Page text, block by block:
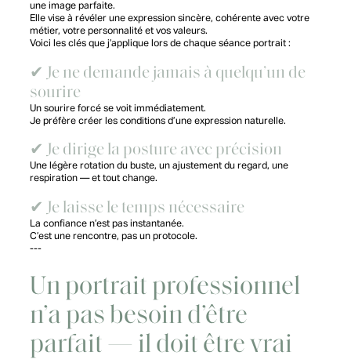
une image parfaite.
Elle vise à révéler une expression sincère, cohérente avec votre
métier, votre personnalité et vos valeurs.
Voici les clés que j’applique lors de chaque séance portrait :
✔ Je ne demande jamais à quelqu’un de
sourire
Un sourire forcé se voit immédiatement.
Je préfère créer les conditions d’une expression naturelle.
✔ Je dirige la posture avec précision
Une légère rotation du buste, un ajustement du regard, une
respiration — et tout change.
✔ Je laisse le temps nécessaire
La confiance n’est pas instantanée.
C’est une rencontre, pas un protocole.
---
Un portrait professionnel
n’a pas besoin d’être
parfait — il doit être vrai